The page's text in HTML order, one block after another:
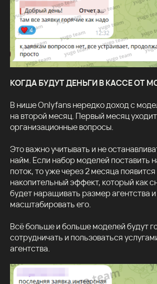
КОГДА БУДУТ ДЕНЬГИ В КАССЕ ОТ
В нише Onlyfans нередко доход с
на второй месяц. Первый месяц
организационные вопросы.
Это важно учитывать и не
найм. Если набор моделей поставить
поток, то уже через 2 месяца появится
накопительный эффект, который как
будет наращивать размер агентства и
масштабировать его.
Всё больше и больше моделей будут
сотрудничать и пользоваться
агентства.